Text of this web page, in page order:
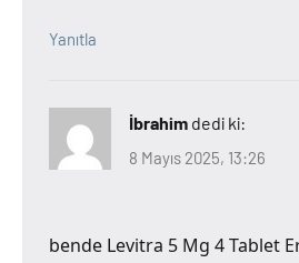
Yanıtla
İbrahim dedi ki:
8 Mayıs 2025, 13:26
bende Levitra 5 Mg 4 Tablet